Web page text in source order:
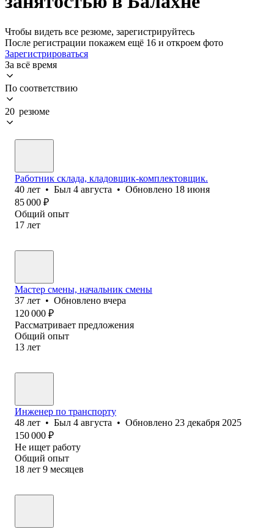
Чтобы видеть все резюме, зарегистрируйтесь
После регистрации покажем ещё 16 и откроем фото
Зарегистрироваться
За всё время
По соответствию
20 резюме
Работник склада, кладовщик-комплектовщик.
40 лет • Был 4 августа • Обновлено 18 июня
85 000 ₽
Общий опыт
17 лет
Мастер смены, начальник смены
37 лет • Обновлено вчера
120 000 ₽
Рассматривает предложения
Общий опыт
13 лет
Инженер по транспорту
48 лет • Был 4 августа • Обновлено 23 декабря 2025
150 000 ₽
Не ищет работу
Общий опыт
18 лет 9 месяцев